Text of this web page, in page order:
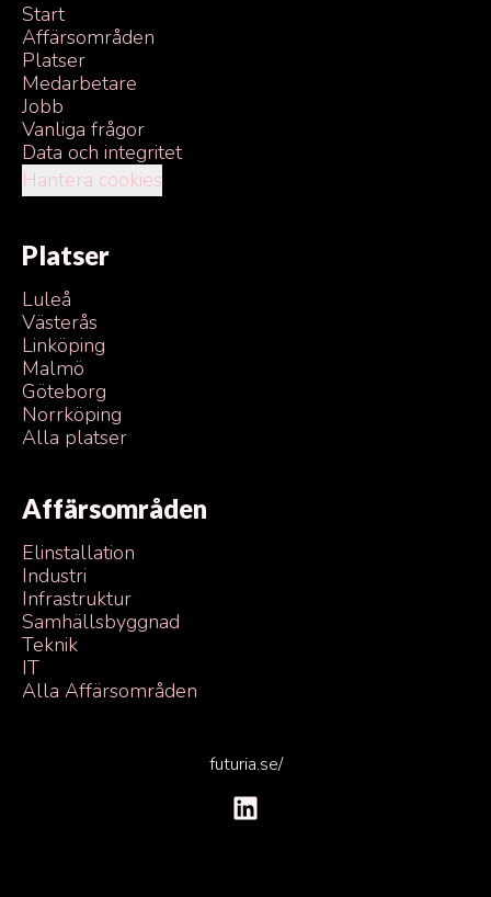
Start
Affärsområden
Platser
Medarbetare
Jobb
Vanliga frågor
Data och integritet
Hantera cookies
Platser
Luleå
Västerås
Linköping
Malmö
Göteborg
Norrköping
Alla platser
Affärsområden
Elinstallation
Industri
Infrastruktur
Samhällsbyggnad
Teknik
IT
Alla Affärsområden
futuria.se/